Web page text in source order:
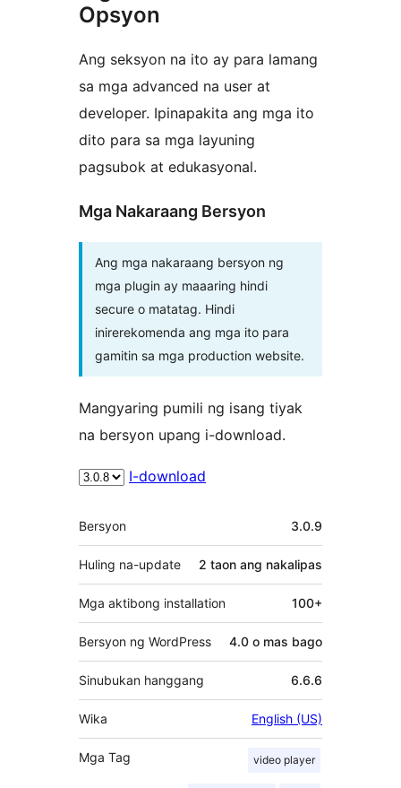
Opsyon
Ang seksyon na ito ay para lamang
sa mga advanced na user at
developer. Ipinapakita ang mga ito
dito para sa mga layuning
pagsubok at edukasyonal.
Mga Nakaraang Bersyon
Ang mga nakaraang bersyon ng
mga plugin ay maaaring hindi
secure o matatag. Hindi
inirerekomenda ang mga ito para
gamitin sa mga production website.
Mangyaring pumili ng isang tiyak
na bersyon upang i-download.
I-download
Meta
Bersyon 3.0.9
Huling na-update 2 taon ang nakalipas
Mga aktibong installation 100+
Bersyon ng WordPress 4.0 o mas bago
Sinubukan hanggang 6.6.6
Wika English (US)
Mga Tag video player